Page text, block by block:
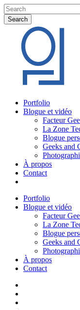
Skip
to
main
content
Search
Search
Menu
Portfolio
Blogue et vidéo
Facteur
La Zone
Blogue
Geeks and
À propos
Contact
Portfolio
Blogue et vidéo
Facteur
La Zone
Blogue
Geeks and
À propos
Contact